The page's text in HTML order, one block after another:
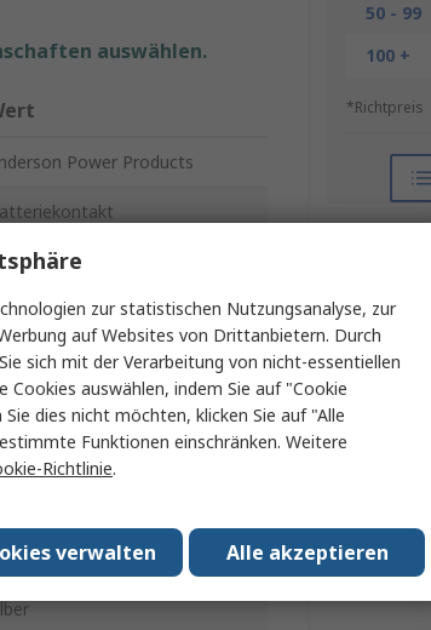
50 - 99
100 +
*Richtpreis
auswählen.
Power Products
zur statistischen Nutzungsanalyse, zur
auf Websites von Drittanbietern. Durch
sich mit der Verarbeitung von nicht-essentiellen
Cookies auswählen, indem Sie auf "Cookie
dies nicht möchten, klicken Sie auf "Alle
Funktionen einschränken. Weitere
Richtlinie.
Alle akzeptieren
verwalten